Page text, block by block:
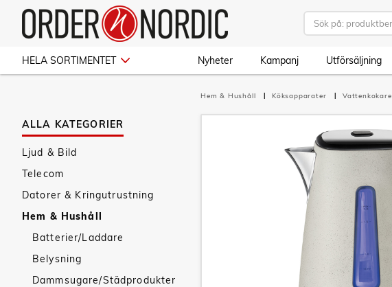
HELA SORTIMENTET Nyheter Kampanj Utförsäljning
ALLA KATEGORIER
Ljud & Bild
Telecom
Datorer & Kringutrustning
Hem & Hushåll
Batterier/Laddare
Belysning
Dammsugare/Städprodukter
Hem & Hushåll Köksapparater Vattenkokare